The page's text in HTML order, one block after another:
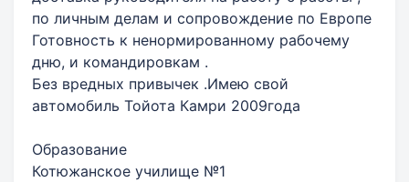
по личным делам и сопровождение по Европе
Готовность к ненормированному рабочему
дню, и командировкам .
Без вредных привычек .Имею свой
автомобиль Тойота Камри 2009года
Образование
Котюжанское училище №1